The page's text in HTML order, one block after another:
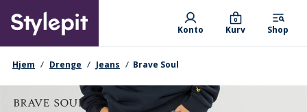
main
content
Primary departments
Konto Kurv
0
Shop
navigationssti
Hjem Drenge Jeans Brave Soul